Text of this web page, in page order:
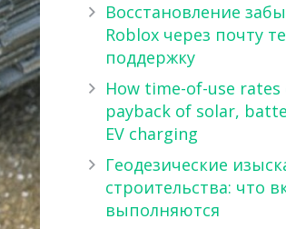
Восстановление
Roblox через почту
поддержку
How time-of-use rates
payback of solar,
EV charging
Геодезические
строительства: что
выполняются